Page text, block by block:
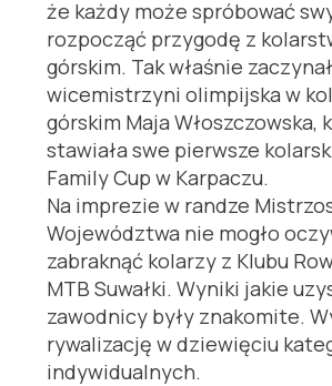
że każdy może spróbować
rozpocząć przygodę z
górskim. Tak właśnie
wicemistrzyni olimpijska w
górskim Maja Włoszczowska,
stawiała swe pierwsze
Family Cup w Karpaczu.
Na imprezie w randze
Województwa nie mogło
zabraknąć kolarzy z Klubu
MTB Suwałki. Wyniki jakie
zawodnicy były znakomite.
rywalizację w dziewięciu
indywidualnych.